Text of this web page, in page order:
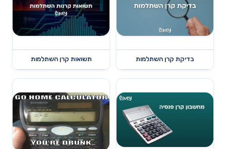
בדיקת קרן השתלמות תשואות קרן השתלמות